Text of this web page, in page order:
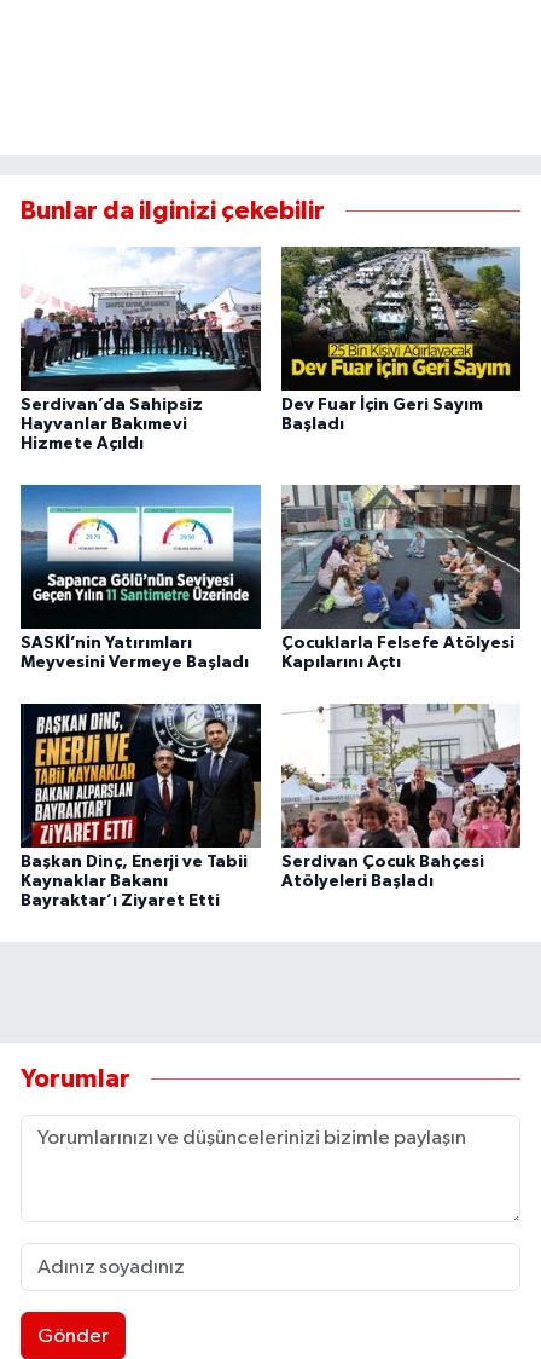
Bunlar da ilginizi çekebilir
Serdivan’da Sahipsiz
Hayvanlar Bakımevi
Hizmete Açıldı
Dev Fuar İçin Geri Sayım
Başladı
SASKİ’nin Yatırımları
Meyvesini Vermeye Başladı
Çocuklarla Felsefe Atölyesi
Kapılarını Açtı
Başkan Dinç, Enerji ve Tabii
Kaynaklar Bakanı
Bayraktar’ı Ziyaret Etti
Serdivan Çocuk Bahçesi
Atölyeleri Başladı
Yorumlar
Gönder